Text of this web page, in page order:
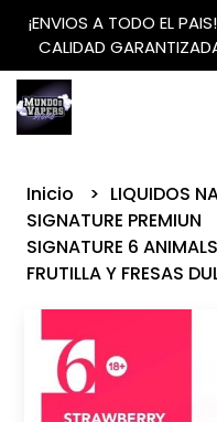
¡ENVIOS A TODO EL
CALIDAD
Inicio LIQUIDOS
SIGNATURE PREMIUN
SIGNATURE 6
FRUTILLA Y FRESAS